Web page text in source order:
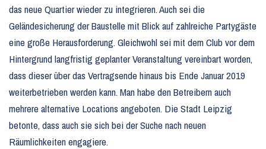
das neue Quartier wieder zu integrieren. Auch sei die
Geländesicherung der Baustelle mit Blick auf zahlreiche Partygäste
eine große Herausforderung. Gleichwohl sei mit dem Club vor dem
Hintergrund langfristig geplanter Veranstaltung vereinbart worden,
dass dieser über das Vertragsende hinaus bis Ende Januar 2019
weiterbetrieben werden kann. Man habe den Betreibern auch
mehrere alternative Locations angeboten. Die Stadt Leipzig
betonte, dass auch sie sich bei der Suche nach neuen
Räumlichkeiten engagiere.